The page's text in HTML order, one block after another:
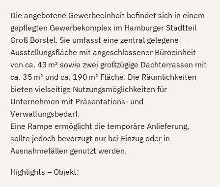
Die angebotene Gewerbeeinheit befindet sich in einem
gepflegten Gewerbekomplex im Hamburger Stadtteil
Groß Borstel. Sie umfasst eine zentral gelegene
Ausstellungsfläche mit angeschlossener Büroeinheit
von ca. 43 m² sowie zwei großzügige Dachterrassen mit
ca. 35 m² und ca. 190 m² Fläche. Die Räumlichkeiten
bieten vielseitige Nutzungsmöglichkeiten für
Unternehmen mit Präsentations- und
Verwaltungsbedarf.
Eine Rampe ermöglicht die temporäre Anlieferung,
sollte jedoch bevorzugt nur bei Einzug oder in
Ausnahmefällen genutzt werden.
Highlights – Objekt: